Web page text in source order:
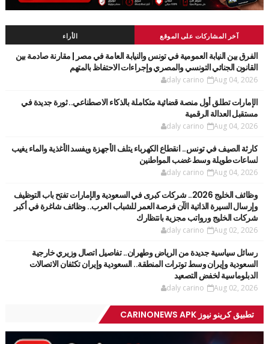
آخر المشاركات على الموقع الأراء
الفرق بين النيابة العمومية في تونس والنيابة العامة في مصر | مقارنة صادمة بين
القانون الجنائي التونسي والمصري وإجراءات الاحتفاظ بالمتهم
daly carino Aug 04, 2026
الإمارات تطلق أول منصة قضائية متكاملة بالذكاء الاصطناعي.. ثورة جديدة في
مستقبل العدالة الرقمية
daly carino Aug 04, 2026
كارثة الصيف في تونس.. انقطاع الكهرباء يتلف الأجهزة ويفسد الأغذية والماء يغيب
لساعات طويلة وسط غضب المواطنين
daly carino Aug 04, 2026
وظائف الخليج 2026.. شركات كبرى في السعودية والإمارات تفتح باب التوظيف
وإرسال السيرة الذاتية الآن فرصة العمر للشباب العرب.. وظائف شاغرة في أكبر
شركات الخليج ورواتب مجزية بانتظارك
daly carino Aug 02, 2026
رسائل سياسية جديدة من الرياض وطهران.. تفاصيل اتصال وزيري خارجية
السعودية وإيران وسط توترات المنطقة.. السعودية وإيران تكثفان الاتصالات
الدبلوماسية لخفض التصعيد
daly carino Aug 02, 2026
تطبيق كرينو نيوز CARINONEWS APK